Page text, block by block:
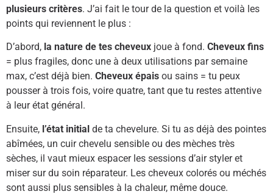
plusieurs critères. J’ai fait le tour de la question et voilà les
points qui reviennent le plus :
D’abord, la nature de tes cheveux joue à fond. Cheveux fins
= plus fragiles, donc une à deux utilisations par semaine
max, c’est déjà bien. Cheveux épais ou sains = tu peux
pousser à trois fois, voire quatre, tant que tu restes attentive
à leur état général.
Ensuite, l’état initial de ta chevelure. Si tu as déjà des pointes
abîmées, un cuir chevelu sensible ou des mèches très
sèches, il vaut mieux espacer les sessions d’air styler et
miser sur du soin réparateur. Les cheveux colorés ou méchés
sont aussi plus sensibles à la chaleur, même douce.